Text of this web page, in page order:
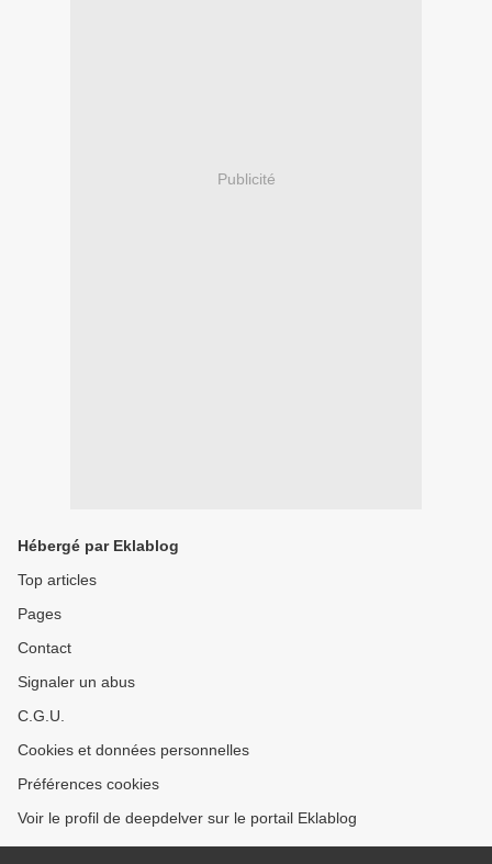
Publicité
Hébergé par Eklablog
Top articles
Pages
Contact
Signaler un abus
C.G.U.
Cookies et données personnelles
Préférences cookies
Voir le profil de deepdelver sur le portail Eklablog